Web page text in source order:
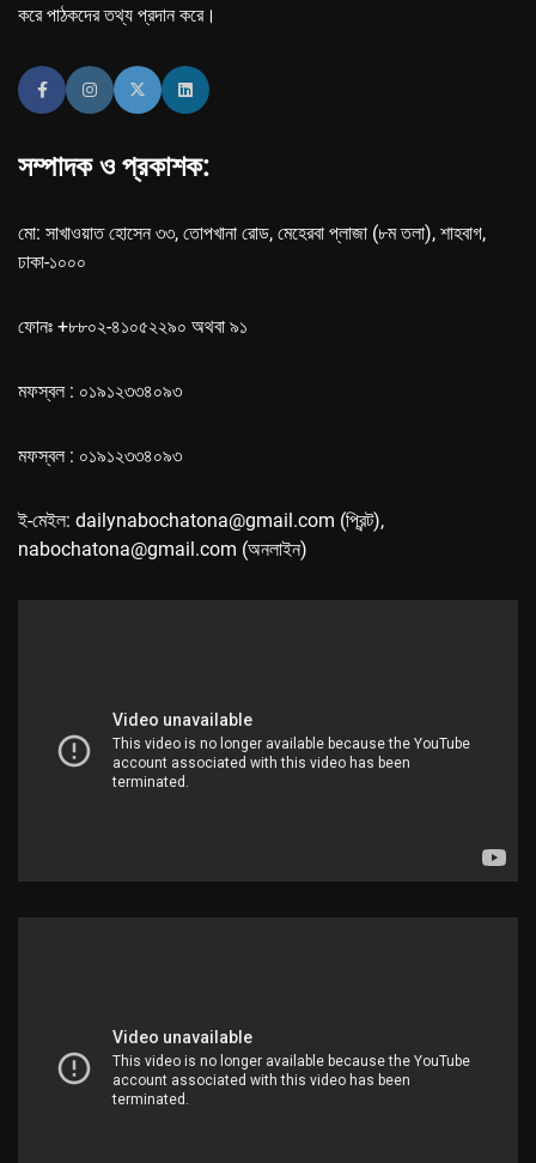
করে পাঠকদের তথ্য প্রদান করে।
সম্পাদক ও প্রকাশক:
মো: সাখাওয়াত হোসেন ৩৩, তোপখানা রোড, মেহেরবা প্লাজা (৮ম তলা), শাহবাগ,
ঢাকা-১০০০
ফোনঃ +৮৮০২-৪১০৫২২৯০ অথবা ৯১
মফস্বল : ০১৯১২৩৩৪০৯৩
মফস্বল : ০১৯১২৩৩৪০৯৩
ই-মেইল: dailynabochatona@gmail.com (প্রিন্ট),
nabochatona@gmail.com (অনলাইন)